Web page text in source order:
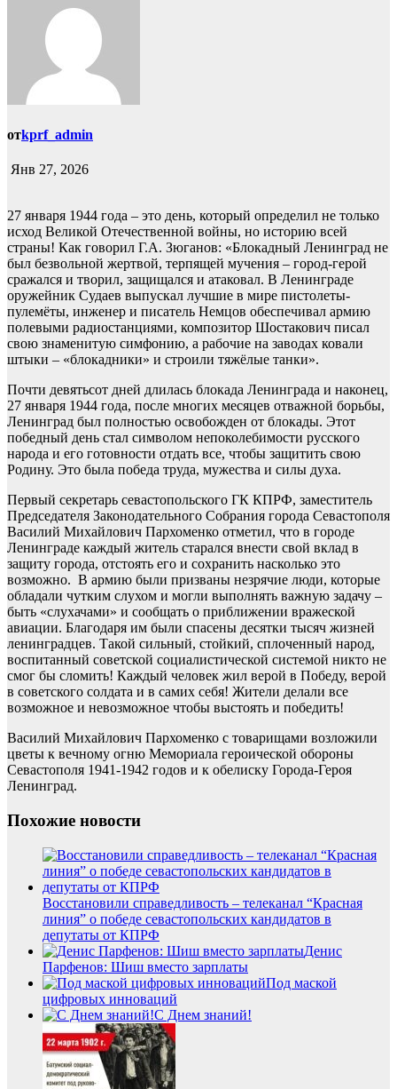
отkprf_admin
Янв 27, 2026
27 января 1944 года – это день, который определил не только
исход Великой Отечественной войны, но историю всей
страны! Как говорил Г.А. Зюганов: «Блокадный Ленинград не
был безвольной жертвой, терпящей мучения – город-герой
сражался и творил, защищался и атаковал. В Ленинграде
оружейник Судаев выпускал лучшие в мире пистолеты-
пулемёты, инженер и писатель Немцов обеспечивал армию
полевыми радиостанциями, композитор Шостакович писал
свою знаменитую симфонию, а рабочие на заводах ковали
штыки – «блокадники» и строили тяжёлые танки».
Почти девятьсот дней длилась блокада Ленинграда и наконец,
27 января 1944 года, после многих месяцев отважной борьбы,
Ленинград был полностью освобожден от блокады. Этот
победный день стал символом непоколебимости русского
народа и его готовности отдать все, чтобы защитить свою
Родину. Это была победа труда, мужества и силы духа.
Первый секретарь севастопольского ГК КПРФ, заместитель
Председателя Законодательного Собрания города Севастополя
Василий Михайлович Пархоменко отметил, что в городе
Ленинграде каждый житель старался внести свой вклад в
защиту города, отстоять его и сохранить насколько это
возможно. В армию были призваны незрячие люди, которые
обладали чутким слухом и могли выполнять важную задачу –
быть «слухачами» и сообщать о приближении вражеской
авиации. Благодаря им были спасены десятки тысяч жизней
ленинградцев. Такой сильный, стойкий, сплоченный народ,
воспитанный советской социалистической системой никто не
смог бы сломить! Каждый человек жил верой в Победу, верой
в советского солдата и в самих себя! Жители делали все
возможное и невозможное чтобы выстоять и победить!
Василий Михайлович Пархоменко с товарищами возложили
цветы к вечному огню Мемориала героической обороны
Севастополя 1941-1942 годов и к обелиску Города-Героя
Ленинград.
Похожие новости
Восстановили справедливость – телеканал “Красная
линия” о победе севастопольских кандидатов в
депутаты от КПРФ
Денис
Парфенов: Шиш вместо зарплаты
Под маской
цифровых инноваций
С Днем знаний!